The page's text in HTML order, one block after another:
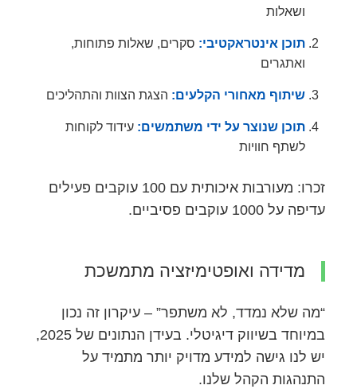
ושאלות
תוכן אינטראקטיבי: סקרים, שאלות פתוחות,
ואתגרים
שיתוף מאחורי הקלעים: הצגת הצוות והתהליכים
תוכן שנוצר על ידי משתמשים: עידוד לקוחות
לשתף חוויות
זכרו: מעורבות איכותית עם 100 עוקבים פעילים
עדיפה על 1000 עוקבים פסיביים.
מדידה ואופטימיזציה מתמשכת
“מה שלא נמדד, לא משתפר” – עיקרון זה נכון
במיוחד בשיווק דיגיטלי. בעידן הנתונים של 2025,
יש לנו גישה למידע מדויק יותר מתמיד על
התנהגות הקהל שלנו.